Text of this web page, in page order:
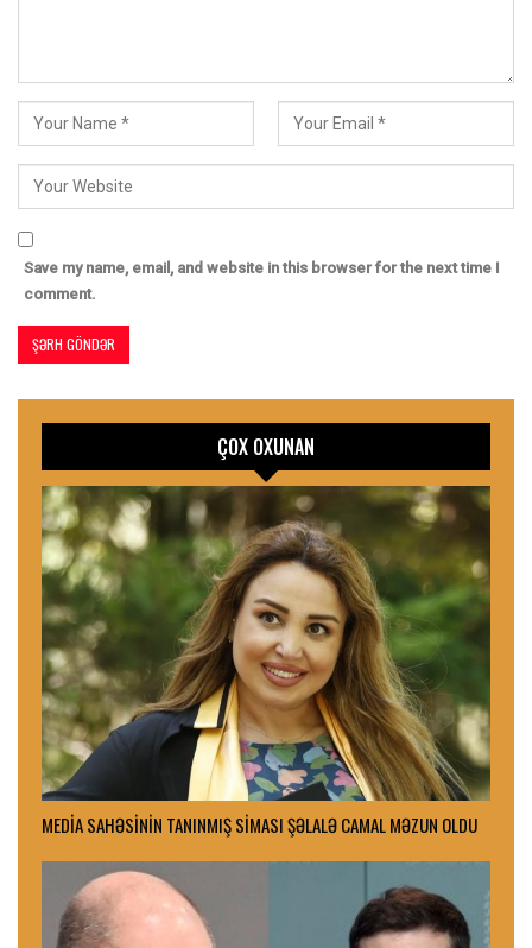
Save my name, email, and website in this browser for the next time I
comment.
ÇOX OXUNAN
MEDİA SAHƏSİNİN TANINMIŞ SİMASI ŞƏLALƏ CAMAL MƏZUN OLDU